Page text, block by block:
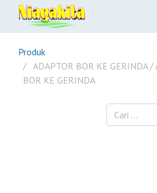
Produk
ADAPTOR BOR KE GERINDA /
BOR KE GERINDA